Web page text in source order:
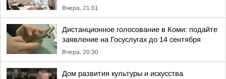
Вчера, 21:01
Дистанционное голосование в Коми: подайте
заявление на Госуслугах до 14 сентября
Вчера, 20:30
Дом развития культуры и искусства